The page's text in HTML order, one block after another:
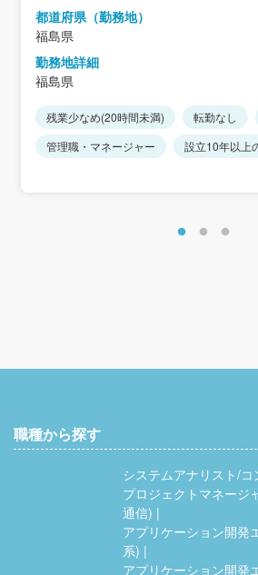
都道府県（勤務地）
福島県
勤務地詳細
福島県
残業少なめ(20時間未満) 転勤なし
管理職・マネージャー
設立10年以上
職種から探す
システムアナリスト/コ
プロジェクトマネージ
通信)
アプリケーション開発
系)
アプリケーション開発